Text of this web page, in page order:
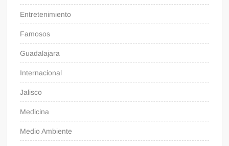
Entretenimiento
Famosos
Guadalajara
Internacional
Jalisco
Medicina
Medio Ambiente